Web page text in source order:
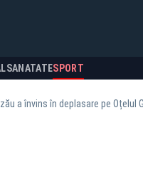
SANATATESPORT
a învins în deplasare pe